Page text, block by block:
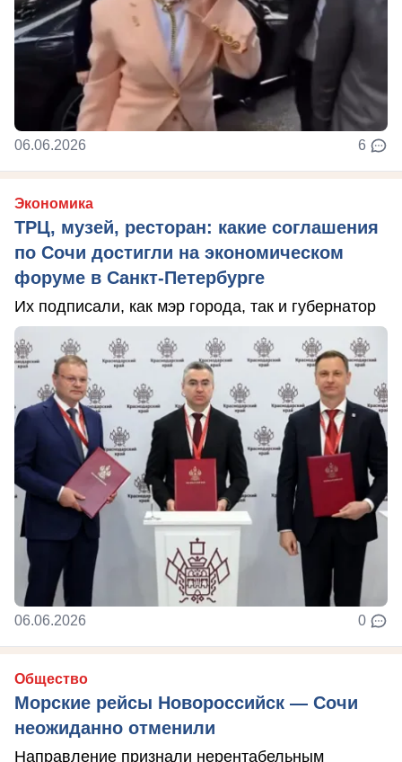
06.06.2026 6
Экономика
ТРЦ, музей, ресторан: какие соглашения
по Сочи достигли на экономическом
форуме в Санкт-Петербурге
Их подписали, как мэр города, так и губернатор
06.06.2026 0
Общество
Морские рейсы Новороссийск — Сочи
неожиданно отменили
Направление признали нерентабельным